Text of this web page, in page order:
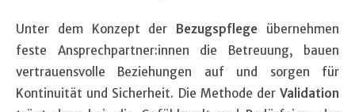
Unter dem Konzept der Bezugspflege übernehmen
feste Ansprechpartner:innen die Betreuung, bauen
vertrauensvolle Beziehungen auf und sorgen für
Kontinuität und Sicherheit. Die Methode der Validation